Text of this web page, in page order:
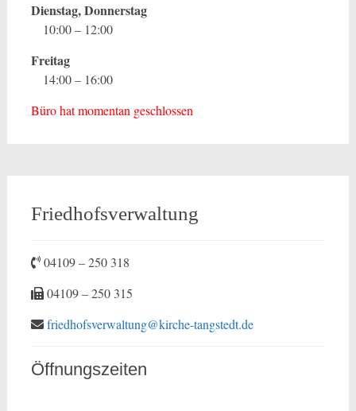
Dienstag, Donnerstag
10:00 – 12:00
Freitag
14:00 – 16:00
Büro hat momentan geschlossen
Friedhofsverwaltung
04109 – 250 318
04109 – 250 315
friedhofsverwaltung@kirche-tangstedt.de
Öffnungszeiten